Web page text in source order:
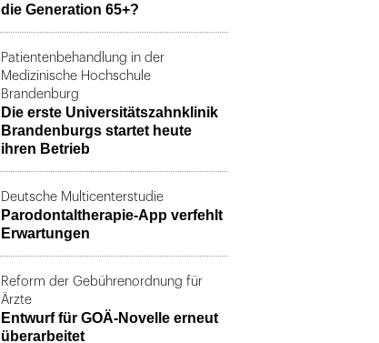
die Generation 65+?
Patientenbehandlung in der
Medizinische Hochschule
Brandenburg
Die erste Universitätszahnklinik
Brandenburgs startet heute
ihren Betrieb
Deutsche Multicenterstudie
Parodontaltherapie-App verfehlt
Erwartungen
Reform der Gebührenordnung für
Ärzte
Entwurf für GOÄ-Novelle erneut
überarbeitet